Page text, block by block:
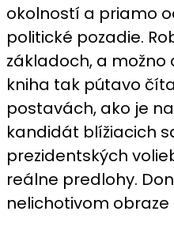
okolností a priamo
politické pozadie.
základoch, a
kniha tak pútavo
postavách, ako je
kandidát blížiacich
prezidentských
reálne predlohy.
nelichotivom obraze